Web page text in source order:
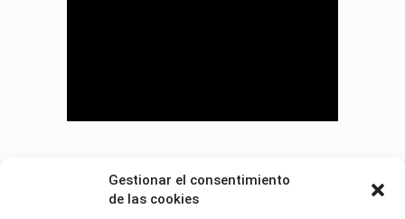
Gestionar el consentimiento
de las cookies